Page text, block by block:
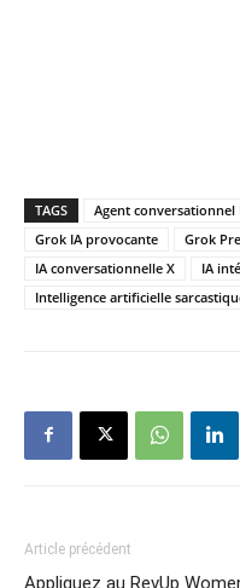
TAGS Agent conversationnel
Grok IA provocante
Grok
IA conversationnelle X
IA
Intelligence artificielle
Article précédent
Appliquez au RevUp